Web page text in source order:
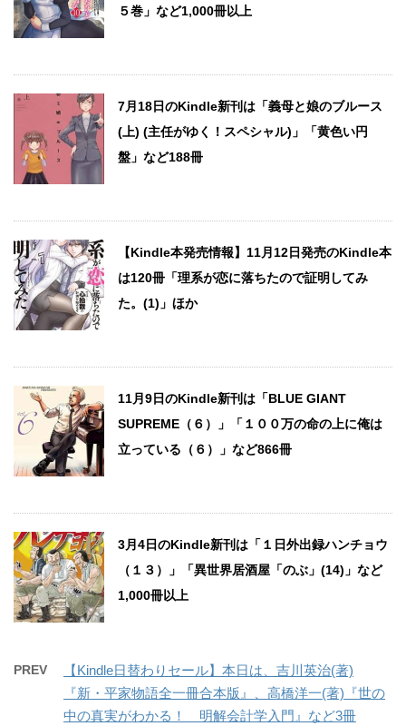
５巻」など1,000冊以上
7月18日のKindle新刊は「義母と娘のブルース
(上) (主任がゆく！スペシャル)」「黄色い円
盤」など188冊
【Kindle本発売情報】11月12日発売のKindle本
は120冊「理系が恋に落ちたので証明してみ
た。(1)」ほか
11月9日のKindle新刊は「BLUE GIANT
SUPREME（６）」「１００万の命の上に俺は
立っている（６）」など866冊
3月4日のKindle新刊は「１日外出録ハンチョウ
（１３）」「異世界居酒屋「のぶ」(14)」など
1,000冊以上
PREV
【Kindle日替わりセール】本日は、吉川英治(著)
『新・平家物語全一冊合本版』、高橋洋一(著)『世の
中の真実がわかる！ 明解会計学入門』など3冊